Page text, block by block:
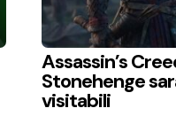
Assassin’s
Stonehenge
visitabili